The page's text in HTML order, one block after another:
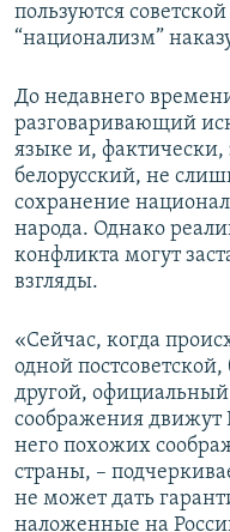
пользуются
“национализм”
До недавнего
разговаривающий
языке и,
белорусский, не
сохранение
народа. Однако
конфликта могут
взгляды.
«Сейчас, когда
одной
другой,
соображения движут
него похожих
страны, –
не может дать
наложенные на